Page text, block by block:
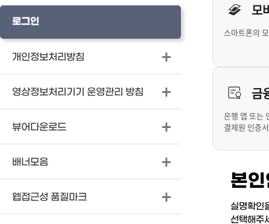
로그인
개인정보처리방침
영상정보처리기기 운영관리 방침
뷰어다운로드
배너모음
웹접근성 품질마크
모
스마트폰의
금
은행 앱 또는
결제원 인증
본
실명확인
선택해주